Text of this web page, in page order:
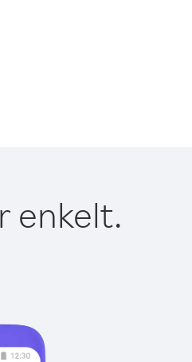
enkelt.